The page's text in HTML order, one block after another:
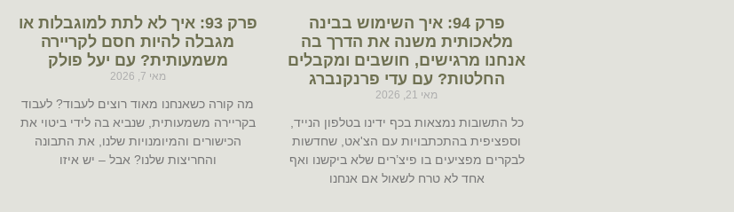
פרק 94: איך השימוש בבינה
מלאכותית משנה את הדרך בה
אנחנו מרגישים, חושבים ומקבלים
החלטות? עם עדי פרנקנברג
מאי 21, 2026
כל התשובות נמצאות בכף ידינו בטלפון הנייד,
וספציפית בהתכתבויות עם הצ'אט, שחדשות
לבקרים מפציעים בו פיצ’רים שלא ביקשנו ואף
אחד לא טרח לשאול אם אנחנו
פרק 93: איך לא לתת למוגבלות או
מגבלה להיות חסם לקריירה
משמעותית? עם יעל פולק
מאי 7, 2026
מה קורה כשאנחנו מאוד רוצים לעבוד? לעבוד
בקריירה משמעותית, שנביא בה לידי ביטוי את
הכישורים והמיומנויות שלנו, את התבונה
והחריצות שלנו? אבל – יש איזו